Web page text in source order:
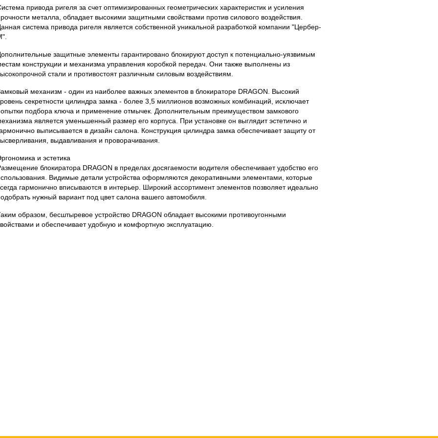
привода ригеля за счет оптимизированных геометрических характеристик и усиления
металла, обладает высокими защитными свойствами против силового воздействия.
система привода ригеля является собственной уникальной разработкой компании "Цербер-
защитные элементы гарантировано блокируют доступ к потенциально-уязвимым
конструкции и механизма управления коробкой передач. Они также выполнены из
стали и противостоят различным силовым воздействиям.
механизм - один из наиболее важных элементов в блокираторе DRAGON. Высокий
секретности цилиндра замка - более 3,5 миллионов возможных комбинаций, исключает
подбора ключа и применение отмычек. Дополнительным преимуществом замкового
является уменьшенный размер его корпуса. При установке он выглядит эстетично и
выписывается в дизайн салона. Конструкция цилиндра замка обеспечивает защиту от
выдавливания и проворачивания.
и эстетика
блокиратора DRAGON в пределах досягаемости водителя обеспечивает удобство его
Видимые детали устройства оформляются декоративными элементами, которые
гармонично вписываются в интерьер. Широкий ассортимент элементов позволяет идеально
нужный вариант под цвет салона вашего автомобиля.
образом, бесштыревое устройство DRAGON обладает высокими противоугонными
и обеспечивает удобную и комфортную эксплуатацию.